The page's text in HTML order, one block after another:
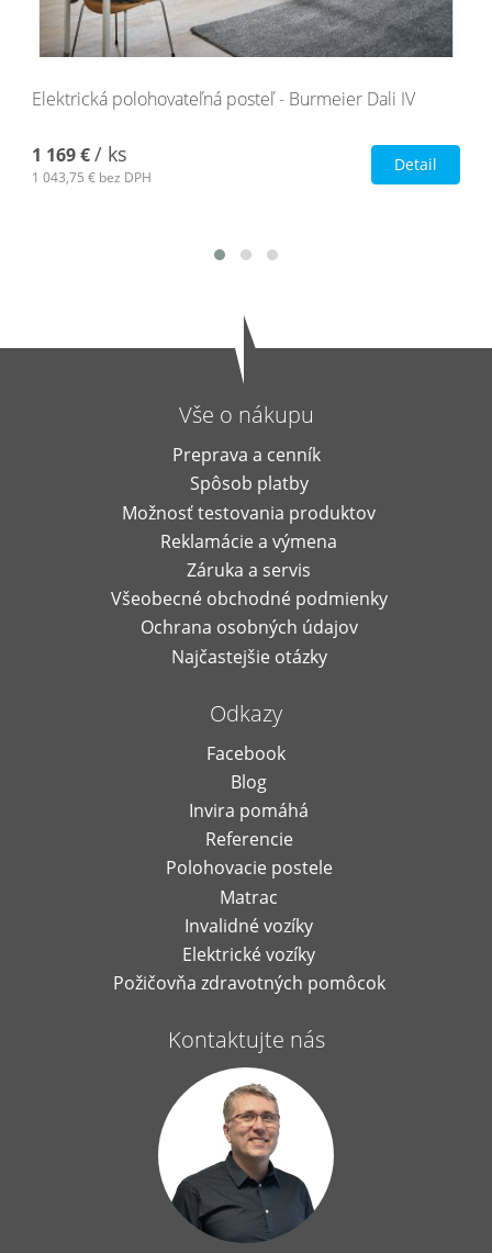
Elektrická polohovateľná posteľ - Burmeier Dali IV
1 169 €/ ks
1 043,75 € bez DPH
Detail
Vše o nákupu
Preprava a cenník
Spôsob platby
Možnosť testovania produktov
Reklamácie a výmena
Záruka a servis
Všeobecné obchodné podmienky
Ochrana osobných údajov
Najčastejšie otázky
Odkazy
Facebook
Blog
Invira pomáhá
Referencie
Polohovacie postele
Matrac
Invalidné vozíky
Elektrické vozíky
Požičovňa zdravotných pomôcok
Kontaktujte nás